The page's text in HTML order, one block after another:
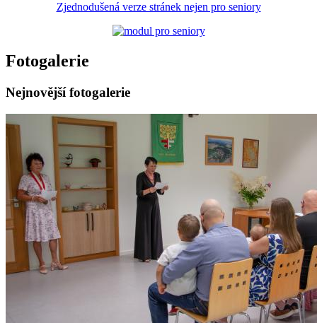
Zjednodušená verze stránek nejen pro seniory
Fotogalerie
Nejnovější fotogalerie